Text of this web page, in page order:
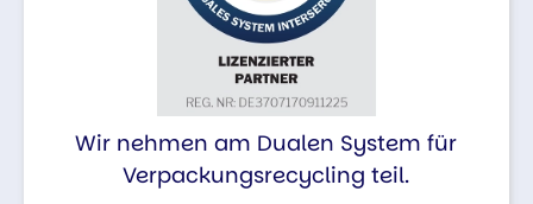
Wir nehmen am Dualen System für
Verpackungsrecycling teil.